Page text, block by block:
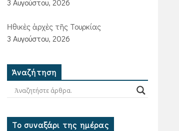
3 Αυγούστου, 2026
Ἠθικὲς ἀρχὲς τῆς Τουρκίας
3 Αυγούστου, 2026
Ἀναζήτηση
Το συναξάρι της ημέρας